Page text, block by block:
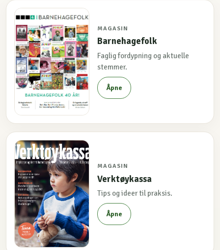
MAGASIN
Barnehagefolk
Faglig fordypning og aktuelle
stemmer.
Åpne
MAGASIN
Verktøykassa
Tips og ideer til praksis.
Åpne